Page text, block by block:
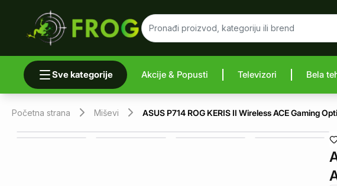
Sve kategorije Akcije & Popusti Televizori Bela
Početna strana Miševi ASUS P714 ROG KERIS II Wireless ACE Gaming